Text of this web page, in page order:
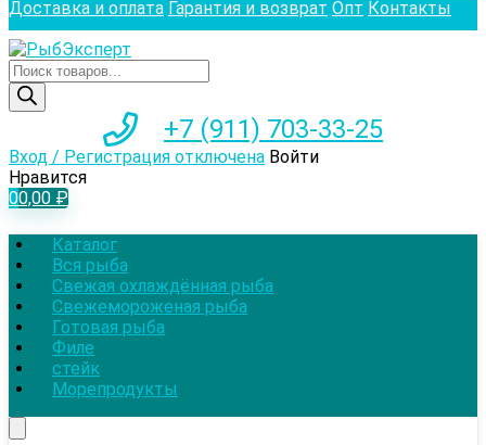
Доставка и оплата Гарантия и возврат Опт Контакты
Поиск
товаров
+7 (911) 703-33-25
Вход / Регистрация отключена Войти
Нравится
00,00 ₽
Каталог
Вся рыба
Свежая охлаждённая рыба
Свежемороженая рыба
Готовая рыба
Филе
стейк
Морепродукты